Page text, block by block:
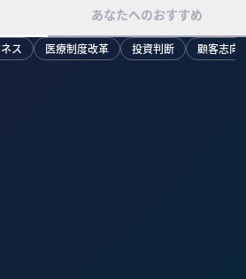
あなたへのおすすめ
ス 医療制度改革 投資判断 顧客志向